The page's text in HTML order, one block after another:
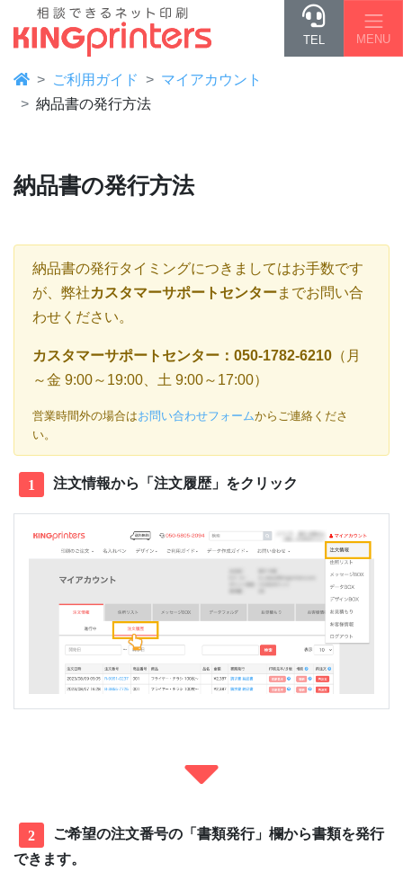
TEL MENU
ご利用ガイド
マイアカウント
納品書の発行方法
納品書の発行方法
納品書の発行タイミングにつきましてはお手数です
が、弊社カスタマーサポートセンターまでお問い合
わせください。
カスタマーサポートセンター：050-1782-6210 （月
～金 9:00～19:00、土 9:00～17:00）
営業時間外の場合はお問い合わせフォームからご連絡くださ
い。
1 注文情報から「注文履歴」をクリック
2
ご希望の注文番号の「書類発行」欄から書類を発行
できます。